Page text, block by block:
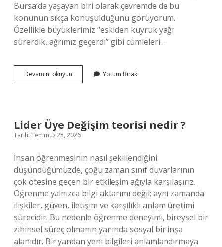
Bursa’da yaşayan biri olarak çevremde de bu
konunun sıkça konuşulduğunu görüyorum.
Özellikle büyüklerimiz “eskiden kuyruk yağı
sürerdik, ağrımız geçerdi” gibi cümleleri…
Devamını okuyun
yağı
?
Yorum Bırak
Lider Üye Değişim teorisi nedir ?
Tarih: Temmuz 25, 2026
İnsan öğrenmesinin nasıl şekillendiğini
düşündüğümüzde, çoğu zaman sınıf duvarlarının
çok ötesine geçen bir etkileşim ağıyla karşılaşırız.
Öğrenme yalnızca bilgi aktarımı değil; aynı zamanda
ilişkiler, güven, iletişim ve karşılıklı anlam üretimi
sürecidir. Bu nedenle öğrenme deneyimi, bireysel bir
zihinsel süreç olmanın yanında sosyal bir inşa
alanıdır. Bir yandan yeni bilgileri anlamlandırmaya